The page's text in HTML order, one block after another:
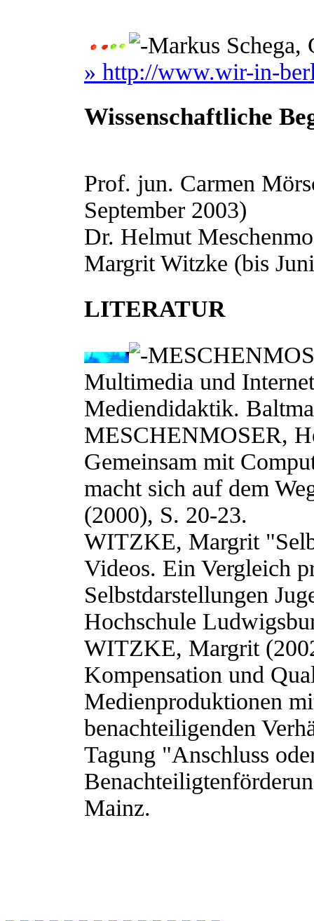
Markus Schega,
» http://www.wir-in-
Wissenschaftliche
Prof. jun. Carmen
September 2003)
Dr. Helmut
Margrit Witzke (bis
LITERATUR
Multimedia und
Mediendidaktik.
MESCHENMOSER,
Gemeinsam mit
macht sich auf dem
(2000), S. 20-23.
WITZKE, Margrit
Videos. Ein Vergleich
Selbstdarstellungen
Hochschule
WITZKE, Margrit
Kompensation und
Medienproduktionen
benachteiligenden
Tagung "Anschluss
Mainz.